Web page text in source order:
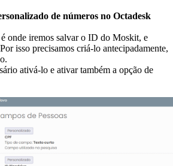
de números no Octadesk
onde iremos salvar o ID do Moskit, e
isso precisamos criá-lo antecipadamente,
ativá-lo e ativar também a opção de